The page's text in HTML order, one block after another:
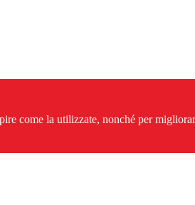
come la utilizzate, nonché per